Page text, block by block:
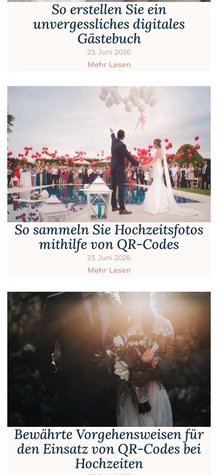
So erstellen Sie ein
unvergessliches digitales
Gästebuch
23. Juni 2026
Mehr Lesen
So sammeln Sie Hochzeitsfotos
mithilfe von QR-Codes
23. Juni 2026
Mehr Lesen
Bewährte Vorgehensweisen für
den Einsatz von QR-Codes bei
Hochzeiten